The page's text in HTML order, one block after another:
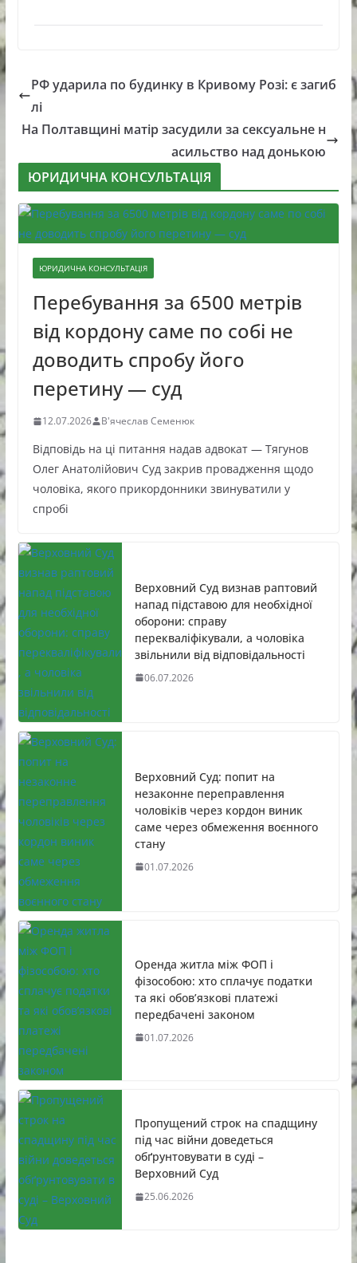
РФ ударила по будинку в Кривому Розі: є загиб
лі
На Полтавщині матір засудили за сексуальне н
асильство над донькою
ЮРИДИЧНА КОНСУЛЬТАЦІЯ
ЮРИДИЧНА КОНСУЛЬТАЦІЯ
Перебування за 6500 метрів
від кордону саме по собі не
доводить спробу його
перетину — суд
12.07.2026 В'ячеслав Семенюк
Відповідь на ці питання надав адвокат — Тягунов
Олег Анатолійович Суд закрив провадження щодо
чоловіка, якого прикордонники звинуватили у
спробі
Верховний Суд визнав раптовий
напад підставою для необхідної
оборони: справу
перекваліфікували, а чоловіка
звільнили від відповідальності
06.07.2026
Верховний Суд: попит на
незаконне переправлення
чоловіків через кордон виник
саме через обмеження воєнного
стану
01.07.2026
Оренда житла між ФОП і
фізособою: хто сплачує податки
та які обов’язкові платежі
передбачені законом
01.07.2026
Пропущений строк на спадщину
під час війни доведеться
обґрунтовувати в суді –
Верховний Суд
25.06.2026